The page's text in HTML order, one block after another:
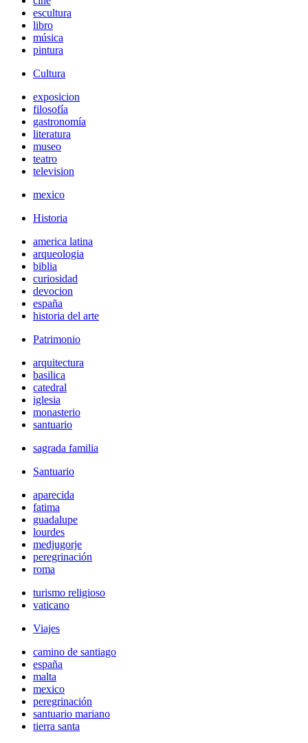
escultura
libro
música
pintura
Cultura
exposicion
filosofía
gastronomía
literatura
museo
teatro
television
mexico
Historia
america latina
arqueologia
biblia
curiosidad
devocion
españa
historia del arte
Patrimonio
arquitectura
basilica
catedral
iglesia
monasterio
santuario
sagrada familia
Santuario
aparecida
fatima
guadalupe
lourdes
medjugorje
peregrinación
roma
turismo religioso
vaticano
Viajes
camino de santiago
españa
malta
mexico
peregrinación
santuario mariano
tierra santa